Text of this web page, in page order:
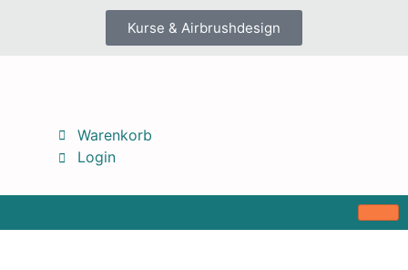
Kurse & Airbrushdesign
Warenkorb
Login